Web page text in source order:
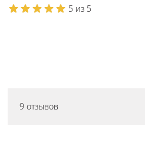
5 из 5
9 отзывов